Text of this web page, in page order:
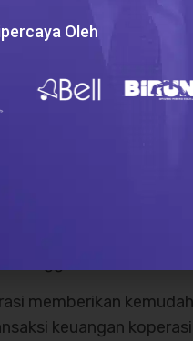
merupakan hal yang
Hal ini karena
sebuah koperasi.
pencatatan
menggunakan
memberikan
keuangan
Oleh